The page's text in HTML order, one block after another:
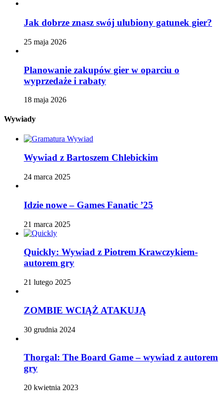
Jak dobrze znasz swój ulubiony gatunek gier?
25 maja 2026
Planowanie zakupów gier w oparciu o
wyprzedaże i rabaty
18 maja 2026
Wywiady
Wywiad z Bartoszem Chlebickim
24 marca 2025
Idzie nowe – Games Fanatic ’25
21 marca 2025
Quickly: Wywiad z Piotrem Krawczykiem-
autorem gry
21 lutego 2025
ZOMBIE WCIĄŻ ATAKUJĄ
30 grudnia 2024
Thorgal: The Board Game – wywiad z autorem
gry
20 kwietnia 2023